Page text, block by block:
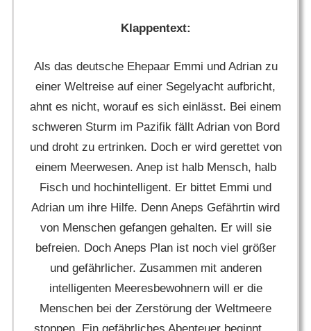
Klappentext:
Als das deutsche Ehepaar Emmi und Adrian zu
einer Weltreise auf einer Segelyacht aufbricht,
ahnt es nicht, worauf es sich einlässt. Bei einem
schweren Sturm im Pazifik fällt Adrian von Bord
und droht zu ertrinken. Doch er wird gerettet von
einem Meerwesen. Anep ist halb Mensch, halb
Fisch und hochintelligent. Er bittet Emmi und
Adrian um ihre Hilfe. Denn Aneps Gefährtin wird
von Menschen gefangen gehalten. Er will sie
befreien. Doch Aneps Plan ist noch viel größer
und gefährlicher. Zusammen mit anderen
intelligenten Meeresbewohnern will er die
Menschen bei der Zerstörung der Weltmeere
stoppen. Ein gefährliches Abenteuer beginnt …